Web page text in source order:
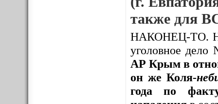
также для
НАКОНЕЦ-ТО.
уголовное
АР Крым в
он же Коля-
года по